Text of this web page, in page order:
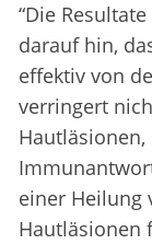
“Die
darauf hin,
effektiv von
verringert
einer Heilung
Hautläsionen